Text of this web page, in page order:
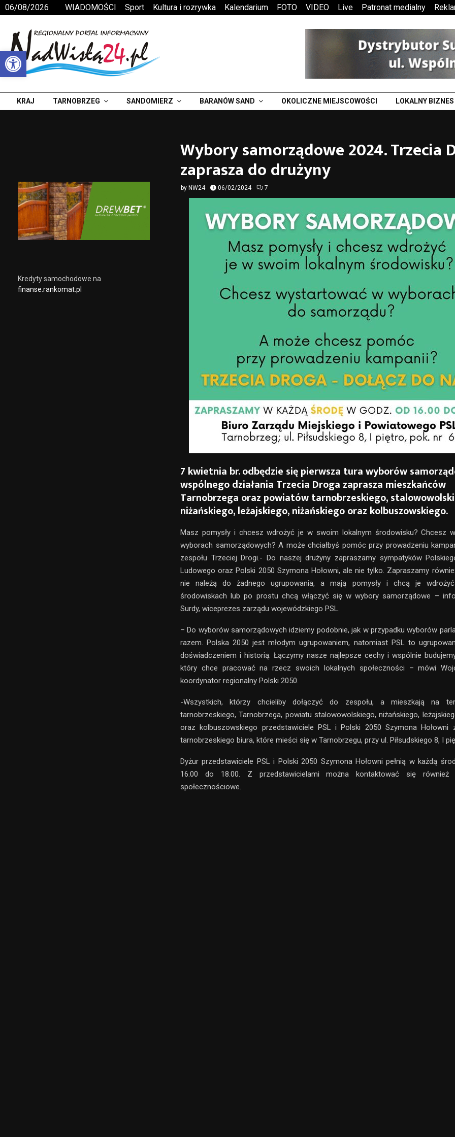
Otwórz pasek narzędzi
06/08/2026 WIADOMOŚCI Sport Kultura i rozrywka Kalendarium FOTO VIDEO Live Patronat medialny
KRAJ TARNOBRZEG SANDOMIERZ BARANÓW SAND OKOLICZNE MIEJSCOWOŚCI LOKALNY BIZNES
Wybory samorządowe 2024. Trzecia
zaprasza do drużyny
by NW24 06/02/2024 7
7 kwietnia br. odbędzie się pierwsza tura wyborów
wspólnego działania Trzecia Droga zaprasza mieszkańców
Tarnobrzega oraz powiatów tarnobrzeskiego,
niżańskiego, leżajskiego, niżańskiego oraz kolbuszowskiego.
Masz pomysły i chcesz wdrożyć je w swoim lokalnym środowisku? Chcesz
wyborach samorządowych? A może chciałbyś pomóc przy prowadzeniu
zespołu Trzeciej Drogi.- Do naszej drużyny zapraszamy sympatyków
Ludowego oraz Polski 2050 Szymona Hołowni, ale nie tylko. Zapraszamy
nie należą do żadnego ugrupowania, a mają pomysły i chcą je
środowiskach lub po prostu chcą włączyć się w wybory samorządowe –
Surdy, wiceprezes zarządu wojewódzkiego PSL.
– Do wyborów samorządowych idziemy podobnie, jak w przypadku wyborów
razem. Polska 2050 jest młodym ugrupowaniem, natomiast PSL to
doświadczeniem i historią. Łączymy nasze najlepsze cechy i wspólnie
który chce pracować na rzecz swoich lokalnych społeczności – mówi
koordynator regionalny Polski 2050.
-Wszystkich, którzy chcieliby dołączyć do zespołu, a mieszkają na
tarnobrzeskiego, Tarnobrzega, powiatu stalowowolskiego, niżańskiego,
oraz kolbuszowskiego przedstawiciele PSL i Polski 2050 Szymona Hołowni
tarnobrzeskiego biura, które mieści się w Tarnobrzegu, przy ul. Piłsudskiego 8, I
Dyżur przedstawiciele PSL i Polski 2050 Szymona Hołowni pełnią w każdą
16.00 do 18.00. Z przedstawicielami można kontaktować się również
społecznościowe.
Kredyty samochodowe na
finanse.rankomat.pl